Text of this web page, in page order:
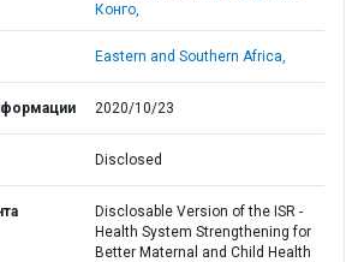
Конго,
Eastern and Southern Africa,
2020/10/23
Disclosed
Disclosable Version of the ISR -
Health System Strengthening for
Better Maternal and Child Health